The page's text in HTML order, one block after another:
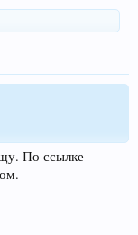
По ссылке